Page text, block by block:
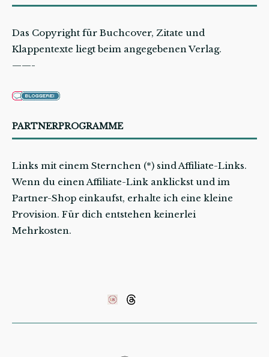
Das Copyright für Buchcover, Zitate und
Klappentexte liegt beim angegebenen Verlag.
——-
PARTNERPROGRAMME
Links mit einem Sternchen (*) sind Affiliate-Links.
Wenn du einen Affiliate-Link anklickst und im
Partner-Shop einkaufst, erhalte ich eine kleine
Provision. Für dich entstehen keinerlei
Mehrkosten.